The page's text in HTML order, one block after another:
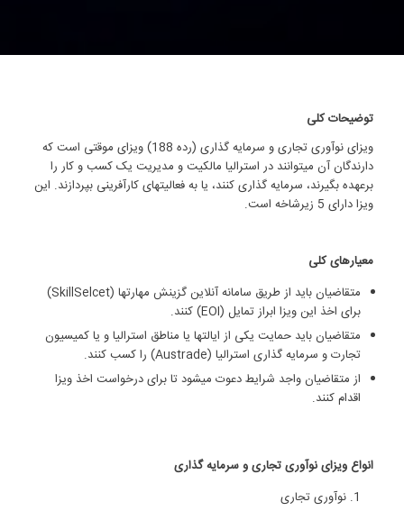
توضیحات کلی
ویزای نوآوری تجاری و سرمایه‏ گذاری (رده 188) ویزای موقتی است که
دارندگان آن می‏توانند در استرالیا مالکیت و مدیریت یک کسب و کار را
برعهده بگیرند، سرمایه ‏گذاری کنند، یا به فعالیت‏های کارآفرینی بپردازند. این
ویزا دارای 5 زیرشاخه است.
معیارهای کلی
متقاضیان باید از طریق سامانه آنلاین گزینش مهارت‏ها (SkillSelcet)
برای اخذ این ویزا ابراز تمایل (EOI) کنند.
متقاضیان باید حمایت یکی از ایالت‏ها یا مناطق استرالیا و یا کمیسیون
تجارت و سرمایه گذاری استرالیا (Austrade) را کسب کنند.
از متقاضیان واجد شرایط دعوت می‏شود تا برای درخواست اخذ ویزا
اقدام کنند.
انواع ویزای نوآوری تجاری و سرمایه گذاری
نوآوری تجاری